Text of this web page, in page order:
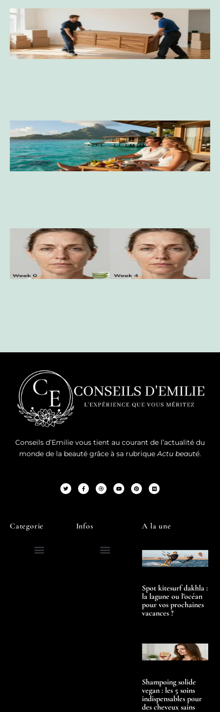
Conseils d’Emilie vous tient au courant de l’actualité du
monde de la beauté grâce à sa rubriqueActu beauté.
Categorie Infos A la une
Spot kitesurf dakhla :
la lagune ou l’océan
pour vos prochaines
vacances ?
Shampoing solide
vegan : les 5 soins
indispensables pour
des cheveux sains